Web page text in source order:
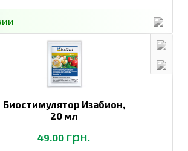
Биостимулятор Изабион,
20 мл
49.00 грн.